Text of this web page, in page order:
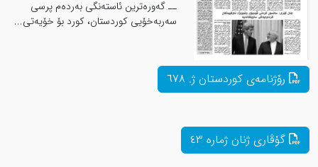
ــ گەورەترین ئاستەنگی بەردەم پرسی
سەربەخۆیی کوردستان، کورد بۆ خۆیەتی...